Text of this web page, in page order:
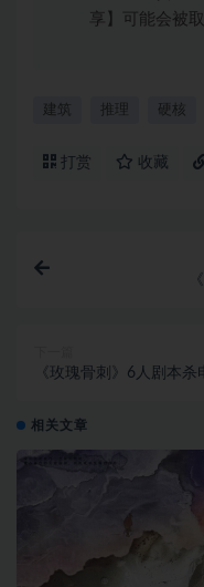
享】可能会被
建筑 推理 硬核
打赏 收藏
《玫瑰骨刺》6人剧本
相关文章